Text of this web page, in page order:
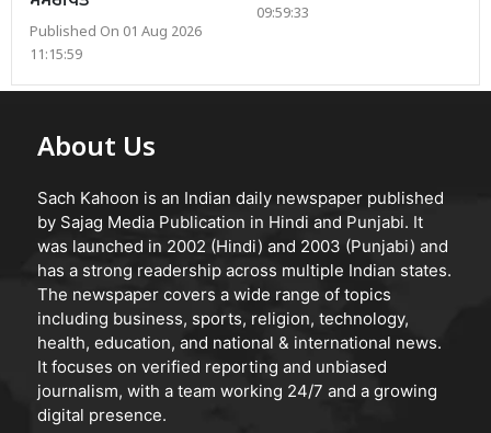
Published On 01 Aug 2026
11:15:59
09:59:33
About Us
Sach Kahoon is an Indian daily newspaper published
by Sajag Media Publication in Hindi and Punjabi. It
was launched in 2002 (Hindi) and 2003 (Punjabi) and
has a strong readership across multiple Indian states.
The newspaper covers a wide range of topics
including business, sports, religion, technology,
health, education, and national & international news.
It focuses on verified reporting and unbiased
journalism, with a team working 24/7 and a growing
digital presence.